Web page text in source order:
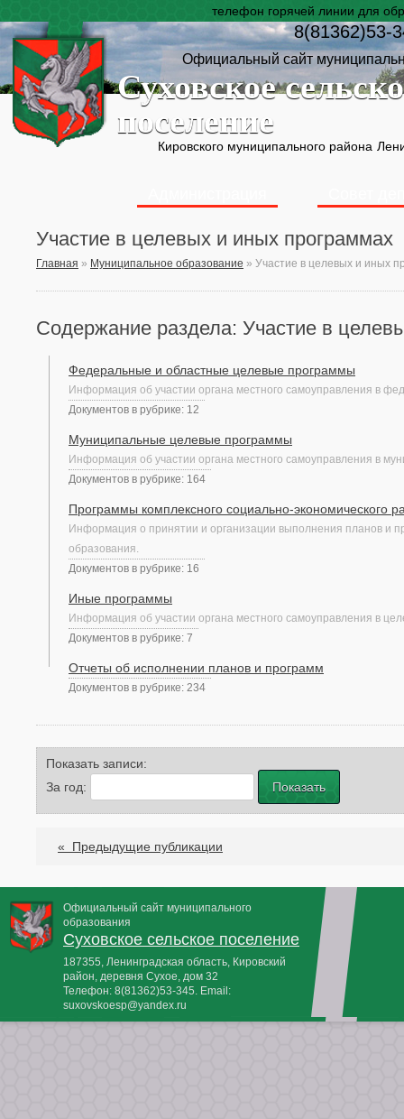
телефон горячей линии для
8(81362)53-
Официальный сайт
Суховское
поселение
Кировского муниципального района
Участие в целевых и иных программах
Главная » Муниципальное образование » Участие в целевых и иных
Содержание раздела: Участие в
Федеральные и областные целевые программы
Информация об участии органа местного самоуправления в
Документов в рубрике: 12
Муниципальные целевые программы
Информация об участии органа местного самоуправления в
Документов в рубрике: 164
Программы комплексного социально-экономического
Информация о принятии и организации выполнения планов и
образования.
Документов в рубрике: 16
Иные программы
Информация об участии органа местного самоуправления в
Документов в рубрике: 7
Отчеты об испoлнении планов и программ
Документов в рубрике: 234
Показать записи:
За год:
« Предыдущие публикации
Официальный сайт муниципального
образования
Суховское сельское поселение
187355, Ленинградская область, Кировский
район, деревня Сухое, дом 32
Телефон: 8(81362)53-345. Email:
suxovskoesp@yandex.ru